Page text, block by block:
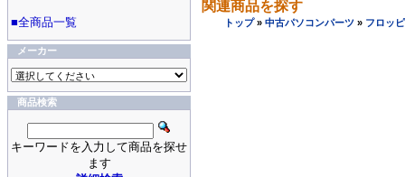
関連商品を探す
トップ» 中古パソコンパーツ » フロッ
■全商品一覧
メーカー
商品検索
キーワードを入力して商品を探せ
ます